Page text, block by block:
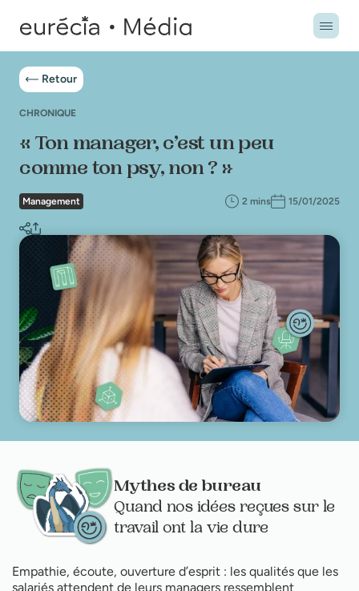
Retour
CHRONIQUE
« Ton manager, c’est un peu
comme ton psy, non ? »
Management 2 mins 15/01/2025
Empathie, écoute, ouverture d’esprit : les qualités que les
salariés attendent de leurs managers ressemblent
Mythes de bureau
Quand nos idées reçues sur le
travail ont la vie dure